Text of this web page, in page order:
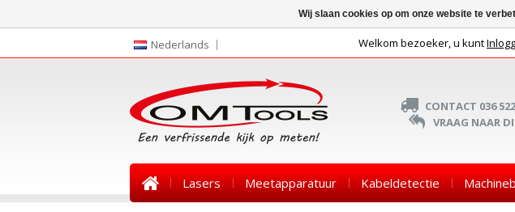
Nederlands Welkom bezoeker, u kunt
CONTACT 036
VRAAG NAAR
Lasers Meetapparatuur Kabeldetectie
Wij slaan cookies op om onze website te